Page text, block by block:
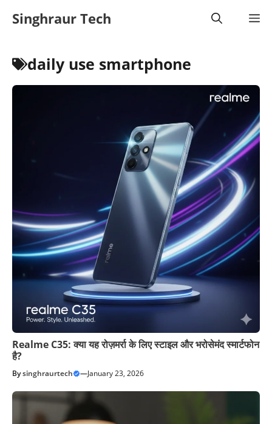
Singhraur Tech
daily use smartphone
Realme C35: क्या यह रोज़मर्रा के लिए स्टाइल और भरोसेमंद स्मार्टफोन
है?
Bysinghraurtech —January 23, 2026